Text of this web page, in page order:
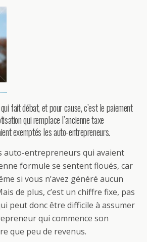
fait débat, et pour cause, c’est le paiement
qui remplace l’ancienne taxe
exemptés les auto-entrepreneurs.
auto-entrepreneurs qui avaient
formule se sentent floués, car
si vous n’avez généré aucun
de plus, c’est un chiffre fixe, pas
peut donc être difficile à assumer
qui commence son
que peu de revenus.